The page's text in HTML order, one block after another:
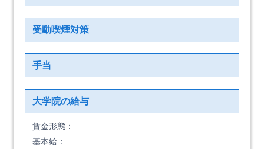
受動喫煙対策
手当
大学院の給与
賃金形態：
基本給：